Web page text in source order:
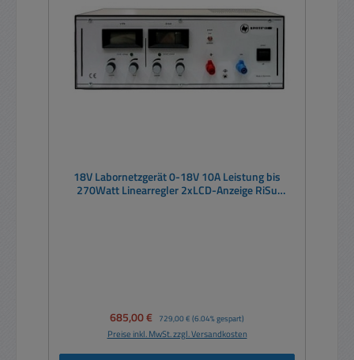
18V Labornetzgerät 0-18V 10A Leistung bis
270Watt Linearregler 2xLCD-Anzeige RiSu
Verkaufspreis:
685,00 € Regulärer Preis:
729,00 € (6.04% gespart)
Preise inkl. MwSt. zzgl. Versandkosten